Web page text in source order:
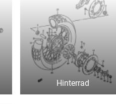
Hinterrad